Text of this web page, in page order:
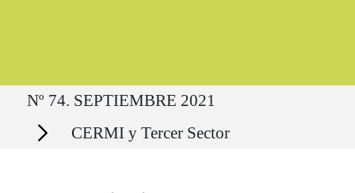
Ruta del sitio
Nº 74. SEPTIEMBRE 2021
Secciones CERMI y Tercer Sector